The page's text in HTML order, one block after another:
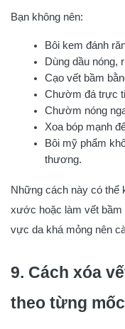
Bạn không nên:
Bôi kem đánh
Dùng dầu nóng,
Cạo vết bầm
Chườm đá trực
Chườm nóng
Xoa bóp mạnh
Bôi mỹ phẩm
thương.
Những cách này có thể
xước hoặc làm vết bầm
vực da khá mỏng nên
9. Cách xóa
theo từng